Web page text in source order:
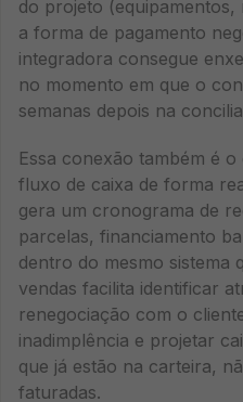
do projeto
a forma de pagamento
integradora consegue
no momento em que o
semanas depois na
Essa conexão também é
fluxo de caixa de forma
gera um cronograma de
parcelas, financiamento
dentro do mesmo sistema
vendas facilita identificar
renegociação com o
inadimplência e projetar
que já estão na carteira,
faturadas.